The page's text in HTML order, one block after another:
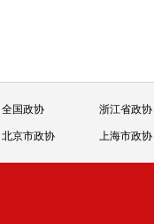
全国政协 浙江省政协
北京市政协 上海市政协